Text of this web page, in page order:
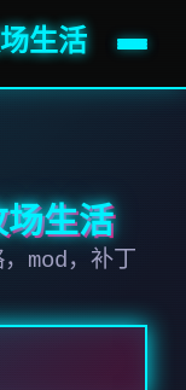
生活
生活
mod，补丁